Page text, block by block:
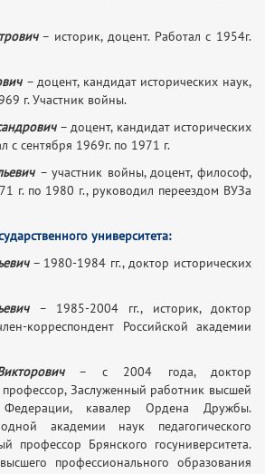
– историк, доцент. Работал с 1954г.
– доцент, кандидат исторических наук,
г. Участник войны.
– доцент, кандидат исторических
с сентября 1969г. по 1971 г.
– участник войны, доцент, философ,
г. по 1980 г., руководил переездом ВУЗа
университета:
– 1980-1984 гг., доктор исторических
– 1985-2004 гг., историк, доктор
корреспондент Российской академии
– с 2004 года, доктор
профессор, Заслуженный работник высшей
кавалер Ордена Дружбы.
академии наук педагогического
профессор Брянского госуниверситета.
профессионального образования